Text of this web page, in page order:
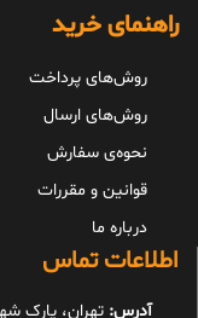
راهنمای خرید
روش‌های پرداخت
روش‌های ارسال
نحوه‌ی سفارش
قوانین و مقررات
درباره ما
اطلاعات تماس
آدرس: تهران، پارک